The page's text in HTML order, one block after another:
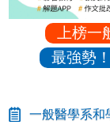
上榜
最強勢
一般醫學系和